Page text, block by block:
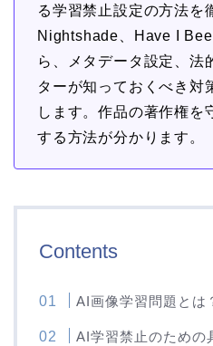
る学習禁止設定の方法を
Nightshade、Have I
ら、メタデータ設定、法
ターが知っておくべき対
します。作品の著作権を
する方法が分かります。
Contents
AI画像学習問題とは
AI学習禁止のための